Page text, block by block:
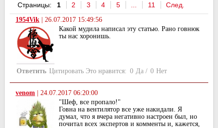
Страницы:
1 2 3 4 5 11 След.
1954Vik | 26.07.2017 15:49:56
Какой мудила написал эту статью. Рано говнюк
ты нас хоронишь.
Ответить Цитировать Это нравится: 0 Да / 0 Нет
venom
24.07.2017 06:20:00
"Шеф, все пропало!"
Говна на вентилятор все уже накидали. Я
думал, что я вчера негативно настроен был, но
почитал всех экспертов и комменты и, кажется,